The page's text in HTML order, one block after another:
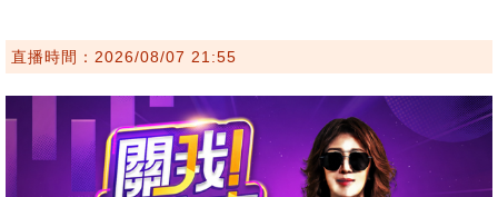
直播時間：2026/08/07 21:55